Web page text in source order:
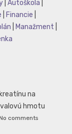
Autoškola
Financie
Manažment
na
hmotu
comments